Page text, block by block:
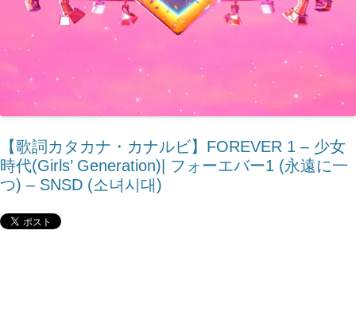
【歌詞カタカナ・カナルビ】FOREVER 1 – 少女
時代(Girls’ Generation)| フォーエバー1 (永遠に一
つ) – SNSD (소녀시대)